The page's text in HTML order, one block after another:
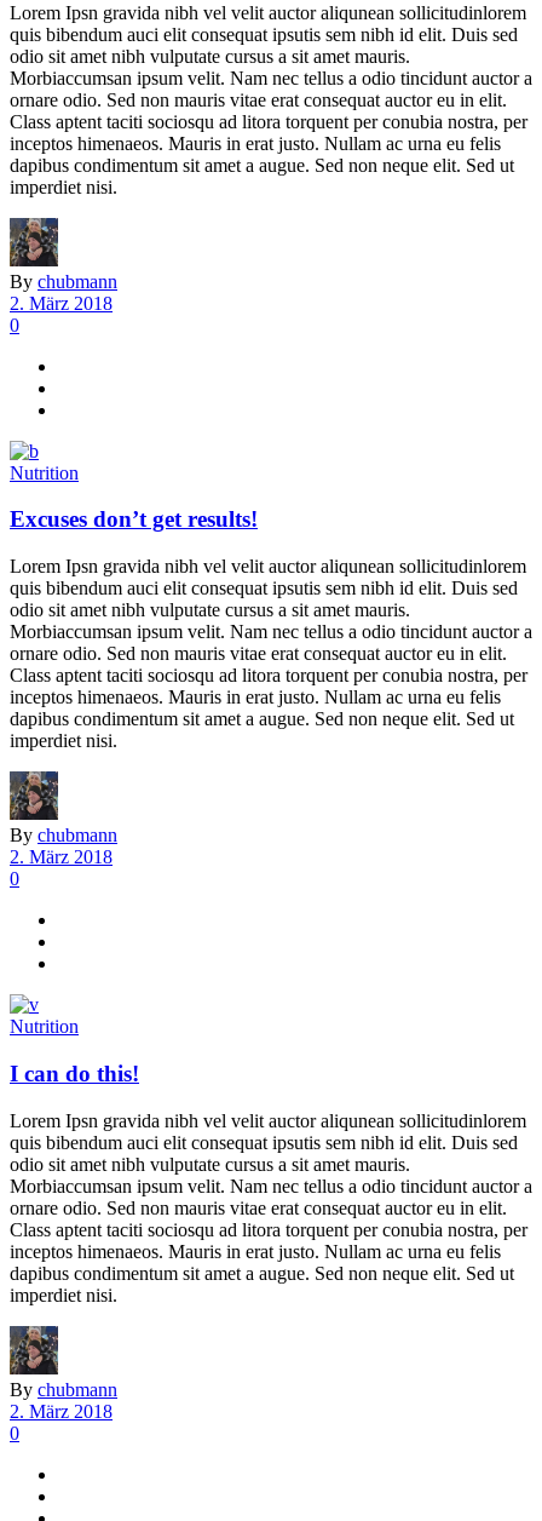
Lorem Ipsn gravida nibh vel velit auctor aliqunean sollicitudinlorem
quis bibendum auci elit consequat ipsutis sem nibh id elit. Duis sed
odio sit amet nibh vulputate cursus a sit amet mauris.
Morbiaccumsan ipsum velit. Nam nec tellus a odio tincidunt auctor a
ornare odio. Sed non mauris vitae erat consequat auctor eu in elit.
Class aptent taciti sociosqu ad litora torquent per conubia nostra, per
inceptos himenaeos. Mauris in erat justo. Nullam ac urna eu felis
dapibus condimentum sit amet a augue. Sed non neque elit. Sed ut
imperdiet nisi.
By chubmann
2. März 2018
0
Nutrition
Excuses don’t get results!
Lorem Ipsn gravida nibh vel velit auctor aliqunean sollicitudinlorem
quis bibendum auci elit consequat ipsutis sem nibh id elit. Duis sed
odio sit amet nibh vulputate cursus a sit amet mauris.
Morbiaccumsan ipsum velit. Nam nec tellus a odio tincidunt auctor a
ornare odio. Sed non mauris vitae erat consequat auctor eu in elit.
Class aptent taciti sociosqu ad litora torquent per conubia nostra, per
inceptos himenaeos. Mauris in erat justo. Nullam ac urna eu felis
dapibus condimentum sit amet a augue. Sed non neque elit. Sed ut
imperdiet nisi.
By chubmann
2. März 2018
0
Nutrition
I can do this!
Lorem Ipsn gravida nibh vel velit auctor aliqunean sollicitudinlorem
quis bibendum auci elit consequat ipsutis sem nibh id elit. Duis sed
odio sit amet nibh vulputate cursus a sit amet mauris.
Morbiaccumsan ipsum velit. Nam nec tellus a odio tincidunt auctor a
ornare odio. Sed non mauris vitae erat consequat auctor eu in elit.
Class aptent taciti sociosqu ad litora torquent per conubia nostra, per
inceptos himenaeos. Mauris in erat justo. Nullam ac urna eu felis
dapibus condimentum sit amet a augue. Sed non neque elit. Sed ut
imperdiet nisi.
By chubmann
2. März 2018
0